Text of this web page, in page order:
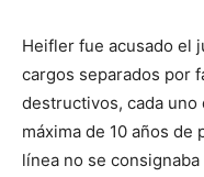
Heifler fue acusado el
cargos separados por
destructivos, cada uno
máxima de 10 años
línea no se